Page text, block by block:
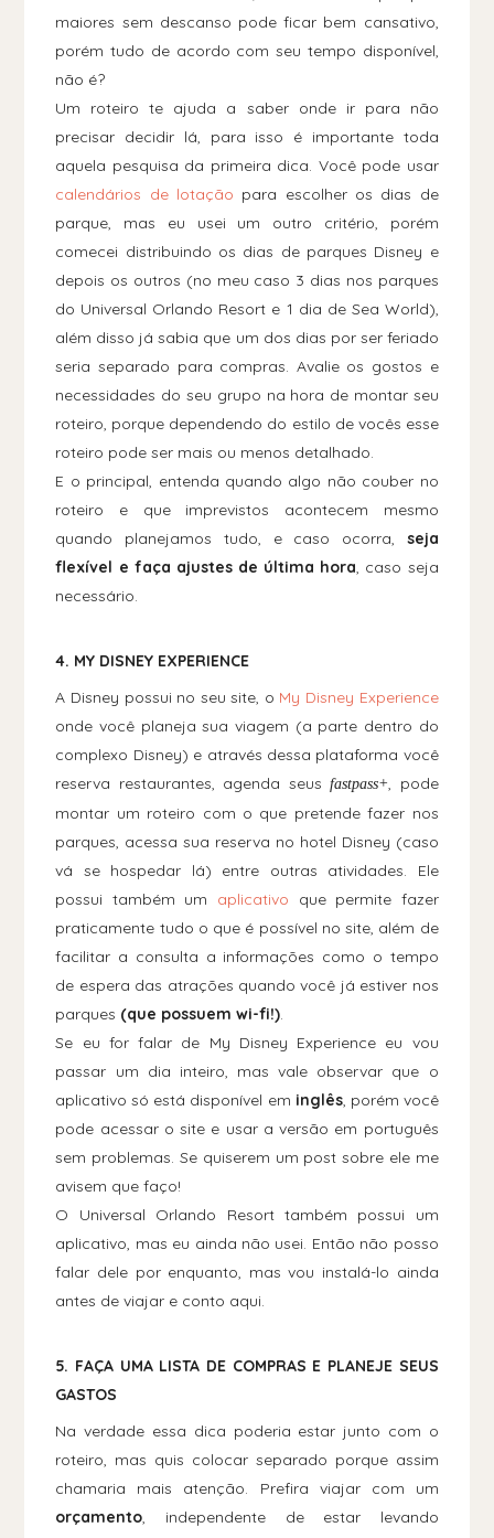
maiores sem descanso pode ficar bem cansativo,
porém tudo de acordo com seu tempo disponível,
não é?
Um roteiro te ajuda a saber onde ir para não
precisar decidir lá, para isso é importante toda
aquela pesquisa da primeira dica. Você pode usar
calendários de lotação para escolher os dias de
parque, mas eu usei um outro critério, porém
comecei distribuindo os dias de parques Disney e
depois os outros (no meu caso 3 dias nos parques
do Universal Orlando Resort e 1 dia de Sea World),
além disso já sabia que um dos dias por ser feriado
seria separado para compras. Avalie os gostos e
necessidades do seu grupo na hora de montar seu
roteiro, porque dependendo do estilo de vocês esse
roteiro pode ser mais ou menos detalhado.
E o principal, entenda quando algo não couber no
roteiro e que imprevistos acontecem mesmo
quando planejamos tudo, e caso ocorra, seja
flexível e faça ajustes de última hora, caso seja
necessário.
4. MY DISNEY EXPERIENCE
A Disney possui no seu site, o My Disney Experience
onde você planeja sua viagem (a parte dentro do
complexo Disney) e através dessa plataforma você
reserva restaurantes, agenda seusfastpass+, pode
montar um roteiro com o que pretende fazer nos
parques, acessa sua reserva no hotel Disney (caso
vá se hospedar lá) entre outras atividades. Ele
possui também um aplicativo que permite fazer
praticamente tudo o que é possível no site, além de
facilitar a consulta a informações como o tempo
de espera das atrações quando você já estiver nos
parques (que possuem wi-fi!).
Se eu for falar de My Disney Experience eu vou
passar um dia inteiro, mas vale observar que o
aplicativo só está disponível em inglês, porém você
pode acessar o site e usar a versão em português
sem problemas. Se quiserem um post sobre ele me
avisem que faço!
O Universal Orlando Resort também possui um
aplicativo, mas eu ainda não usei. Então não posso
falar dele por enquanto, mas vou instalá-lo ainda
antes de viajar e conto aqui.
5. FAÇA UMA LISTA DE COMPRAS E PLANEJE SEUS
GASTOS
Na verdade essa dica poderia estar junto com o
roteiro, mas quis colocar separado porque assim
chamaria mais atenção. Prefira viajar com um
orçamento, independente de estar levando